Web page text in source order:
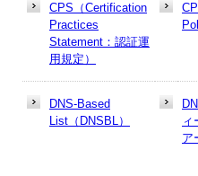
CPS（Certification
Practices
Statement：認証運
用規定）
DNS-Based
List（DNSBL）
ィ
ア